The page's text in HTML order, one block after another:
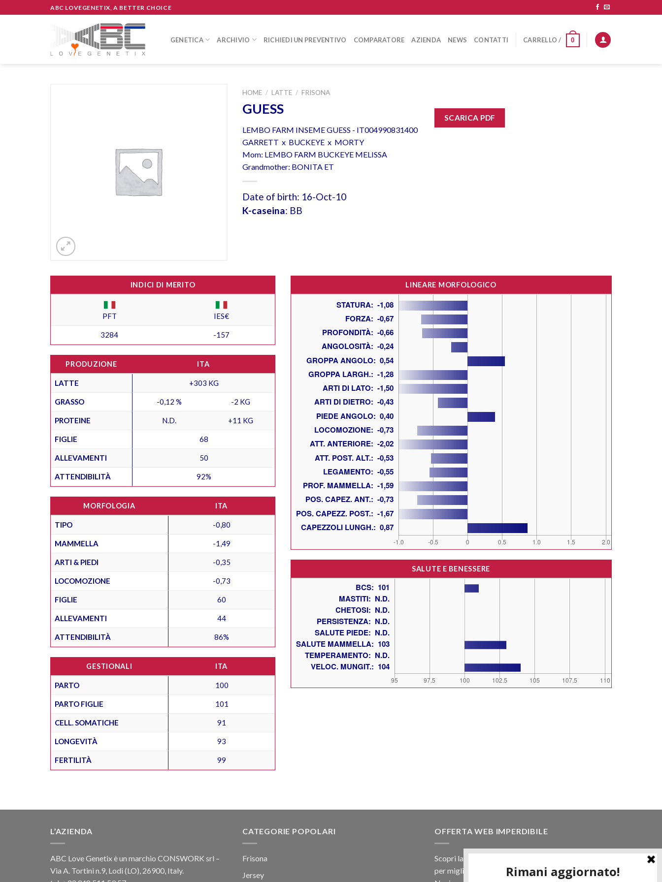
to
ABC LOVEGENETIX, A BETTER CHOICE
GENETICA ARCHIVIO RICHIEDI UN PREVENTIVO COMPARATORE AZIENDA NEWS CONTATTI CARRELLO / 0
HOME / LATTE / FRISONA
GUESS
LEMBO FARM INSEME GUESS - IT004990831400
GARRETT x BUCKEYE x MORTY
Mom: LEMBO FARM BUCKEYE MELISSA
Grandmother: BONITA ET
Date of birth: 16-Oct-10
K-caseina: BB
SCARICA PDF
INDICI DI MERITO
PFT IES€
3284 -157
PRODUZIONE ITA
LATTE +303 KG
GRASSO -0,12 % -2 KG
PROTEINE N.D. +11 KG
FIGLIE 68
ALLEVAMENTI 50
ATTENDIBILITÀ 92%
MORFOLOGIA ITA
TIPO -0,80
MAMMELLA -1,49
ARTI & PIEDI -0,35
LOCOMOZIONE -0,73
FIGLIE 60
ALLEVAMENTI 44
ATTENDIBILITÀ 86%
GESTIONALI ITA
PARTO 100
PARTO FIGLIE 101
CELL. SOMATICHE 91
LONGEVITÀ 93
FERTILITÀ 99
LINEARE MORFOLOGICO
SALUTE E BENESSERE
L’AZIENDA
ABC Love Genetix è un marchio CONSWORK srl –
Via A. Tortini n.9, Lodi (LO), 26900, Italy.
CATEGORIE POPOLARI
Frisona
Jersey
OFFERTA WEB IMPERDIBILE
Scopri la nostra offerta web! Un prezzo mai visto,
per migliaia di prodotti.